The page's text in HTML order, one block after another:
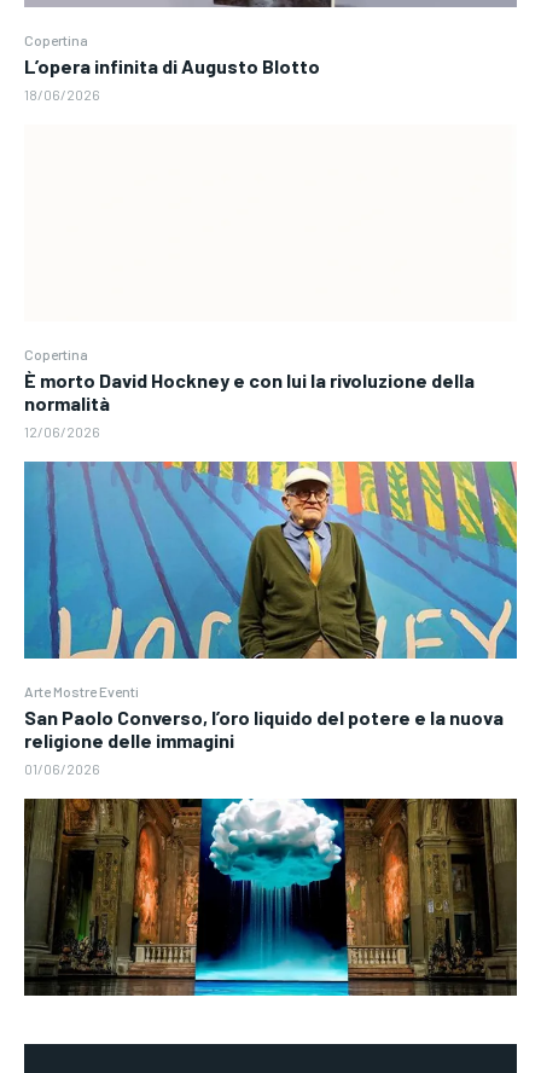
Copertina
L’opera infinita di Augusto Blotto
18/06/2026
Copertina
È morto David Hockney e con lui la rivoluzione della
normalità
12/06/2026
Arte Mostre Eventi
San Paolo Converso, l’oro liquido del potere e la nuova
religione delle immagini
01/06/2026